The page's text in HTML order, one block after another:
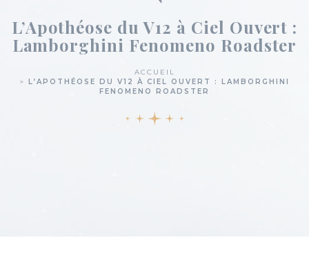
L’Apothéose du V12 à Ciel Ouvert :
Lamborghini Fenomeno Roadster
Fil
ACCUEIL
L’APOTHÉOSE DU V12 À CIEL OUVERT : LAMBORGHINI
FENOMENO ROADSTER